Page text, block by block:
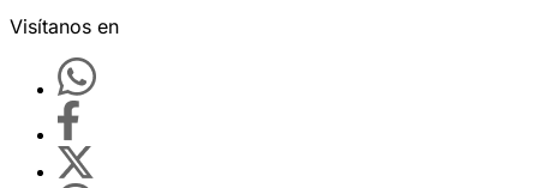
Visítanos en